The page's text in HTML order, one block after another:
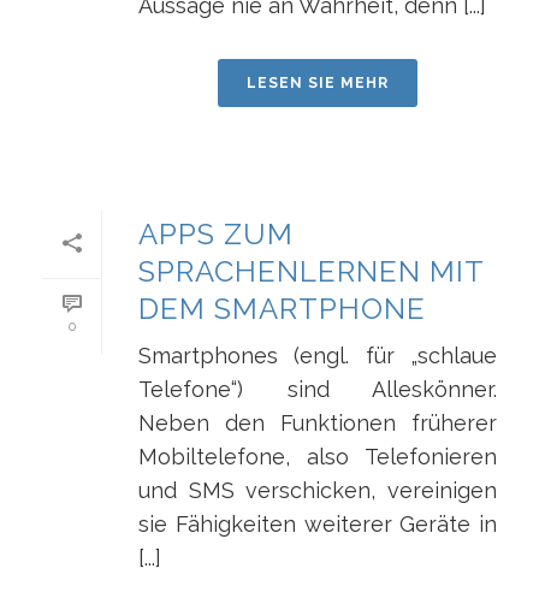
Aussage nie an Wahrheit, denn [...]
LESEN SIE MEHR
0
APPS ZUM
SPRACHENLERNEN MIT
DEM SMARTPHONE
Smartphones (engl. für „schlaue
Telefone“) sind Alleskönner.
Neben den Funktionen früherer
Mobiltelefone, also Telefonieren
und SMS verschicken, vereinigen
sie Fähigkeiten weiterer Geräte in
[...]